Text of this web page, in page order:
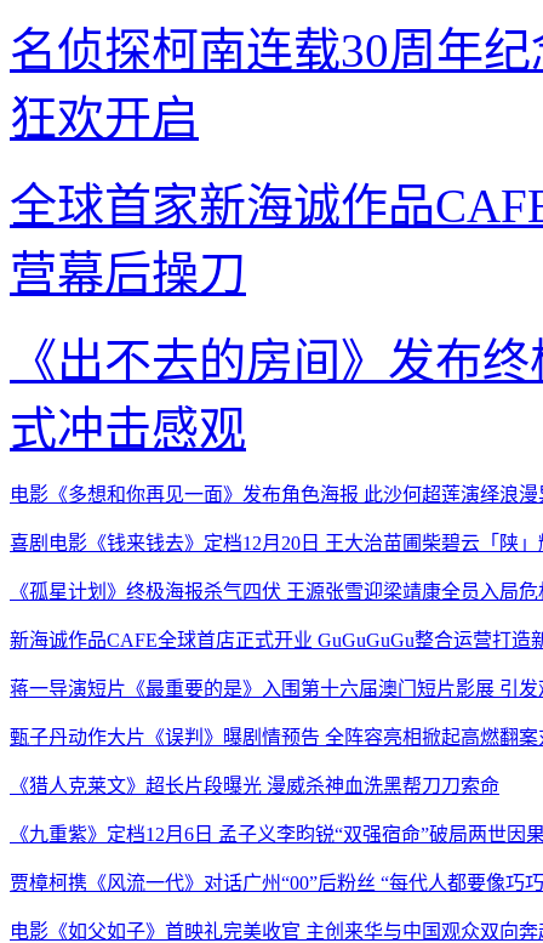
名侦探柯南连载30周年
狂欢开启
全球首家新海诚作品
营幕后操刀
《出不去的房间》发布
式冲击感观
电影《多想和你再见一面》发布角色海报 此沙何超莲演绎浪
喜剧电影《钱来钱去》定档12月20日 王大治苗圃柴碧云「陕
《孤星计划》终极海报杀气四伏 王源张雪迎梁靖康全员入局
新海诚作品CAFE全球首店正式开业 GuGuGuGu整合运营打造
蒋一导演短片《最重要的是》入围第十六届澳门短片影展 引
甄子丹动作大片《误判》曝剧情预告 全阵容亮相掀起高燃翻案
《猎人克莱文》超长片段曝光 漫威杀神血洗黑帮刀刀索命
《九重紫》定档12月6日 孟子义李昀锐“双强宿命”破局两世因
贾樟柯携《风流一代》对话广州“00”后粉丝 “每代人都要像巧
电影《如父如子》首映礼完美收官 主创来华与中国观众双向奔